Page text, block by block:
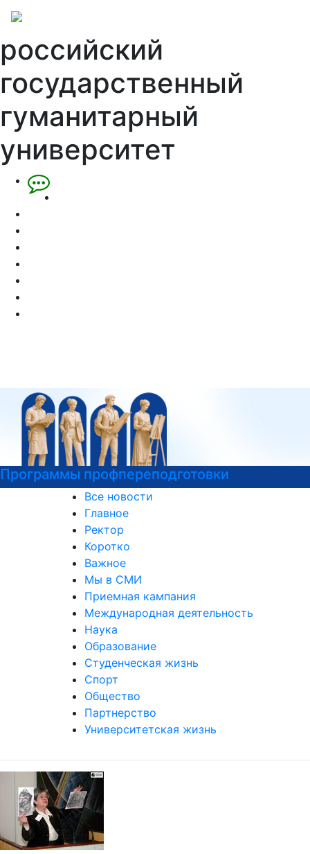
российский
государственный
гуманитарный
университет
Центр карьеры
Все новости
Главное
Ректор
Коротко
Важное
Мы в СМИ
Приемная кампания
Международная деятельность
Наука
Образование
Студенческая жизнь
Спорт
Общество
Партнерство
Университетская жизнь